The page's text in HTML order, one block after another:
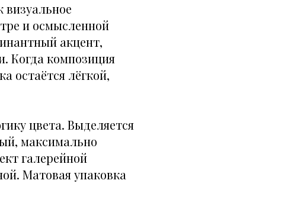
визуальное
и осмысленной
акцент,
Когда композиция
остаётся лёгкой,
цвета. Выделяется
максимально
галерейной
Матовая упаковка